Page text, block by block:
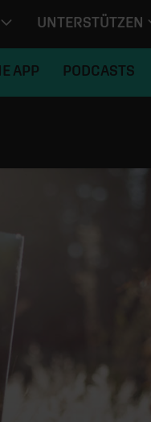
UNTERSTÜTZEN
APP PODCASTS